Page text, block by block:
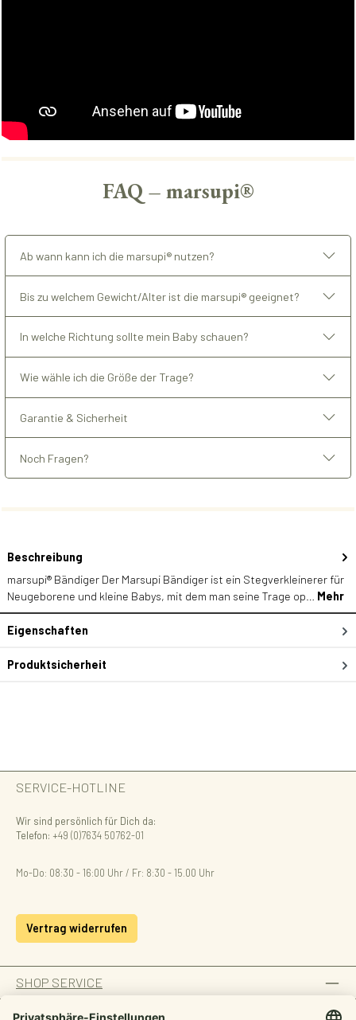
FAQ – marsupi®
Ab wann kann ich die marsupi® nutzen?
Bis zu welchem Gewicht/Alter ist die marsupi® geeignet?
In welche Richtung sollte mein Baby schauen?
Wie wähle ich die Größe der Trage?
Garantie & Sicherheit
Noch Fragen?
Beschreibung
marsupi® Bändiger Der Marsupi Bändiger ist ein Stegverkleinerer für
Neugeborene und kleine Babys, mit dem man seine Trage op… Mehr
Eigenschaften
Produktsicherheit
SERVICE-HOTLINE
Wir sind persönlich für Dich da:
Telefon: +49 (0)7634 50762-01
Mo-Do: 08:30 - 16:00 Uhr / Fr: 8:30 - 15.00 Uhr
Vertrag widerrufen
SHOP SERVICE
INFORMATION